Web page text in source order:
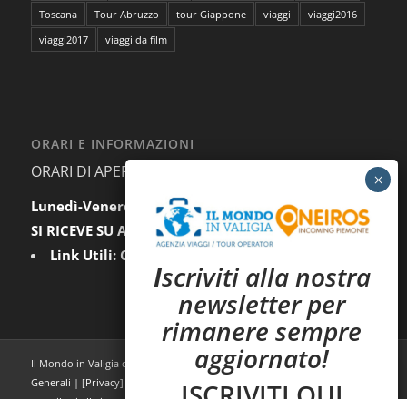
Toscana
Tour Abruzzo tour Giappone viaggi
viaggi2016
viaggi2017
viaggi da film
ORARI E INFORMAZIONI
ORARI DI APERTURA AL PUBBLICO:
Lunedì-Venerdì:
9.30-12.30 / 15.00-18.00
SI RICEVE SU APPUNTAMENTO
Link Utili: Condizioni Generali
Il Mondo in Valigia di C&D Viaggi sas - P.iva: 07585620011 |Condizioni
Generali | [Privacy] | realizzato da
Iscriviti alla nostra
newsletter per
rimanere sempre
aggiornato!